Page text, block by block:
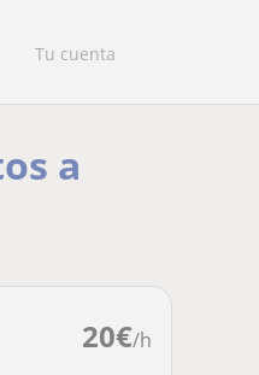
Tu cuenta
a
20€/h